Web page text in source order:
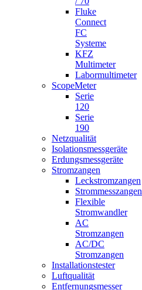
Fluke
Connect
FC
Systeme
KFZ
Multimeter
Labormultimeter
ScopeMeter
Serie
120
Serie
190
Netzqualität
Isolationsmessgeräte
Erdungsmessgeräte
Stromzangen
Leckstromzangen
Strommesszangen
Flexible
Stromwandler
AC
Stromzangen
AC/DC
Stromzangen
Installationstester
Luftqualität
Entfernungsmesser